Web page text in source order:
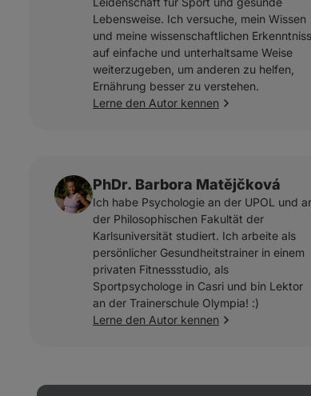
Lebensweise. Ich versuche, mein Wissen
und meine wissenschaftlichen
auf einfache und unterhaltsame Weise
weiterzugeben, um anderen zu helfen,
Ernährung besser zu verstehen.
Lerne den Autor kennen
PhDr. Barbora Matějčková
Ich habe Psychologie an der UPOL und
der Philosophischen Fakultät der
Karlsuniversität studiert. Ich arbeite als
persönlicher Gesundheitstrainer in einem
privaten Fitnessstudio, als
Sportpsychologe in Casri und bin Lektor
an der Trainerschule Olympia! :)
Lerne den Autor kennen